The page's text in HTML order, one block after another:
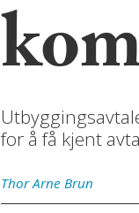
for å få kjent
Thor Arne Brun